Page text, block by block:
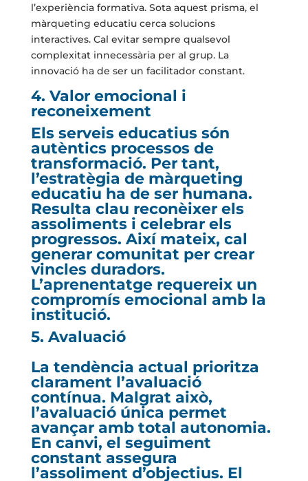
l’experiència formativa. Sota aquest prisma, el
màrqueting educatiu cerca solucions
interactives. Cal evitar sempre qualsevol
complexitat innecessària per al grup. La
innovació ha de ser un facilitador constant.
4. Valor emocional i
reconeixement
Els serveis educatius són
autèntics processos de
transformació. Per tant,
l’estratègia de màrqueting
educatiu ha de ser humana.
Resulta clau reconèixer els
assoliments i celebrar els
progressos. Així mateix, cal
generar comunitat per crear
vincles duradors.
L’aprenentatge requereix un
compromís emocional amb la
institució.
5. Avaluació
La tendència actual prioritza
clarament l’avaluació
contínua. Malgrat això,
l’avaluació única permet
avançar amb total autonomia.
En canvi, el seguiment
constant assegura
l’assoliment d’objectius. El